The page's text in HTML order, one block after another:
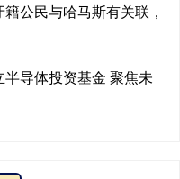
公民与哈马斯有关联，
导体投资基金 聚焦未